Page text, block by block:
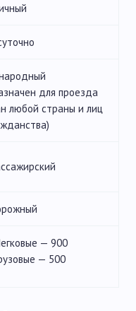
для проезда
любой страны и лиц
— 900
— 500